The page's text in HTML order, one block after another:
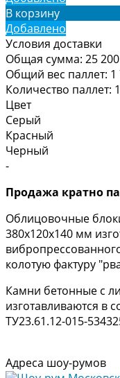
В корзину
Добавлено
Условия доставки
Общая сумма: 25
Общий вес паллет: 1
Количество паллет: 1
Цвет
Серый
Красный
Черный
-
Продажа кратно
Облицовочные
380х120х140 мм
колотую фактуру
Камни бетонные с
изготавливаются в
ТУ23.61.12-015-
Адреса шоу-румов